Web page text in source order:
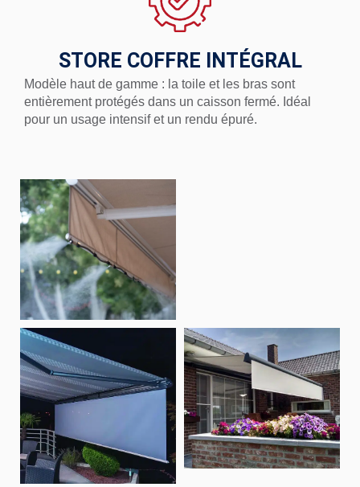
STORE COFFRE INTÉGRAL
Modèle haut de gamme : la toile et les bras sont
entièrement protégés dans un caisson fermé. Idéal
pour un usage intensif et un rendu épuré.